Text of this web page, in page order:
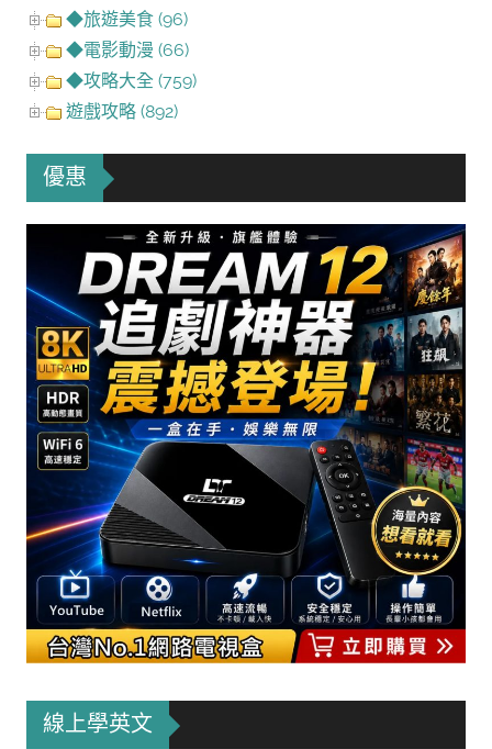
◆旅遊美食 (96)
◆電影動漫 (66)
◆攻略大全 (759)
遊戲攻略 (892)
優惠
線上學英文